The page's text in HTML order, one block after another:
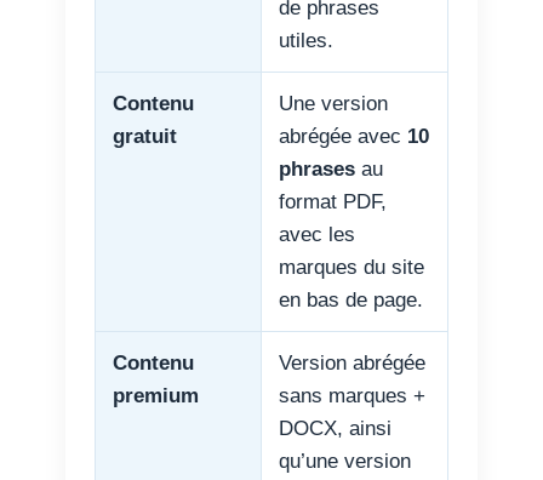
de phrases
utiles.
Contenu
gratuit
Une version
abrégée avec 10
phrases au
format PDF,
avec les
marques du site
en bas de page.
Contenu
premium
Version abrégée
sans marques +
DOCX, ainsi
qu’une version